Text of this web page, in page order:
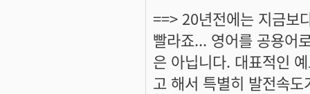
==> 20년전에는 지금보
빨라죠... 영어를 공용어
은 아닙니다. 대표적인
고 해서 특별히 발전속